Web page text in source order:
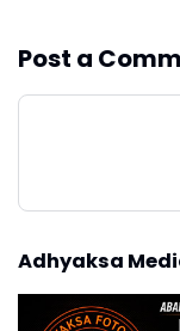
Post a
Adhyaksa